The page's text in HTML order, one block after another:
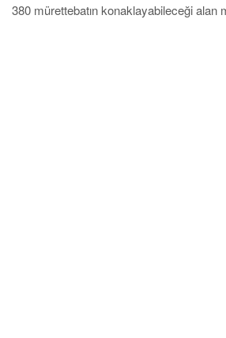
380 mürettebatın konaklayabileceği alan